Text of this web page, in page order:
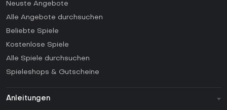
Neuste Angebote
Alle Angebote durchsuchen
Beliebte Spiele
Kostenlose Spiele
Alle Spiele durchsuchen
Spieleshops & Gutscheine
Anleitungen